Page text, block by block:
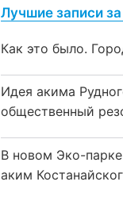
Лучшие записи
Как это было.
Идея акима
общественный
В новом Эко-
аким